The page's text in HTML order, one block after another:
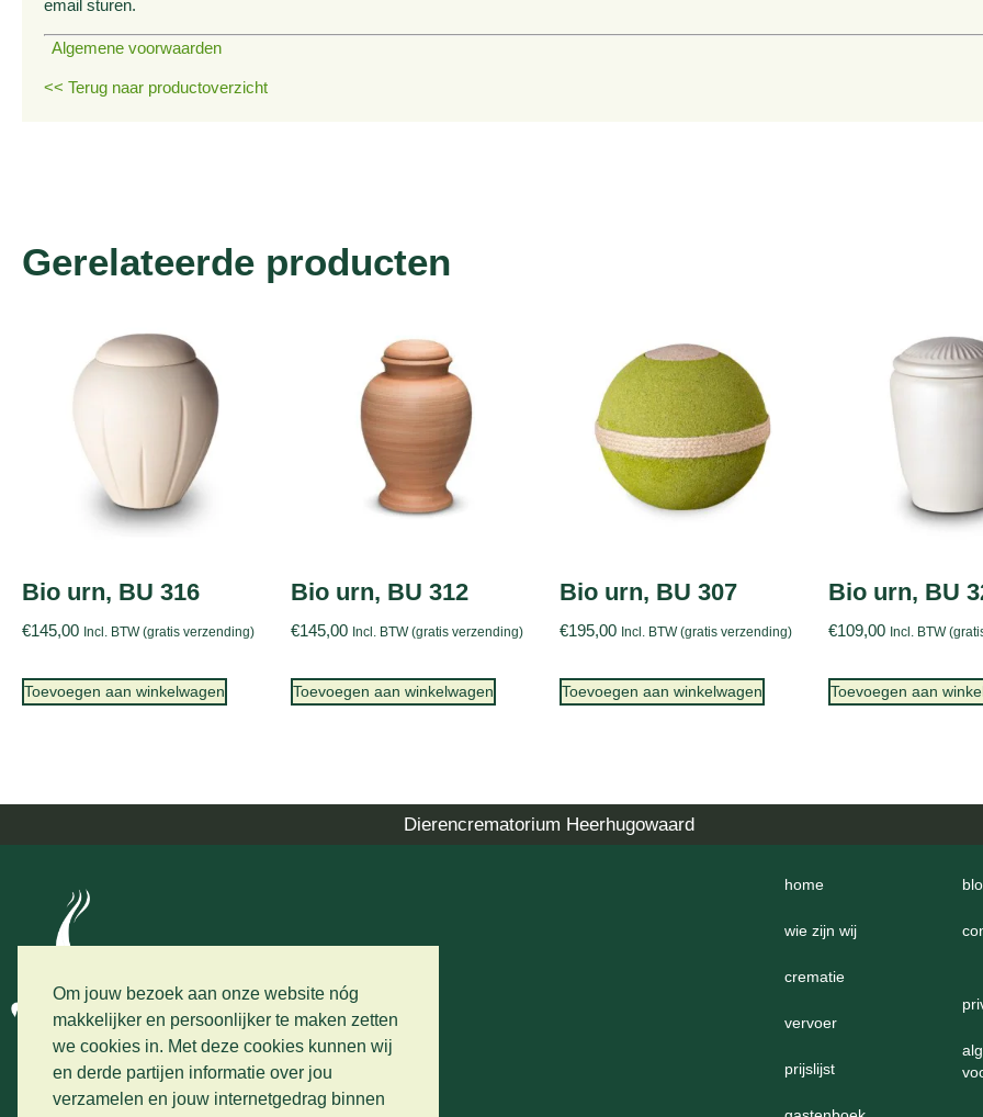
Om jouw bezoek aan onze website nóg
makkelijker en persoonlijker te maken zetten
we cookies in. Met deze cookies kunnen wij
en derde partijen informatie over jou
verzamelen en jouw internetgedrag binnen
email sturen.
Algemene voorwaarden
<< Terug naar productoverzicht
Gerelateerde producten
Bio urn, BU 316
€145,00 Incl. BTW (gratis verzending)
Toevoegen aan winkelwagen
Bio urn, BU 312
€145,00 Incl. BTW (gratis verzending)
Toevoegen aan winkelwagen
Bio urn, BU 307
€195,00 Incl. BTW (gratis verzending)
Toevoegen aan winkelwagen
Bio urn, BU
€109,00 Incl. BTW
Toevoegen aan
Dierencrematorium Heerhugowaard
home
wie zijn wij
crematie
vervoer
prijslijst